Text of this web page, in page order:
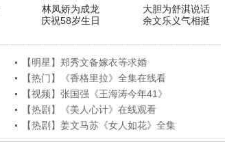
林凤娇为成龙
庆祝58岁生日
大胆为舒淇说话
余文乐义气相挺
【明星】郑秀文备嫁衣等求婚
【热门】《香格里拉》全集在线看
【视频】张国强《王海涛今年41》
【热剧】《美人心计》在线观看
【热剧】姜文马苏《女人如花》全集